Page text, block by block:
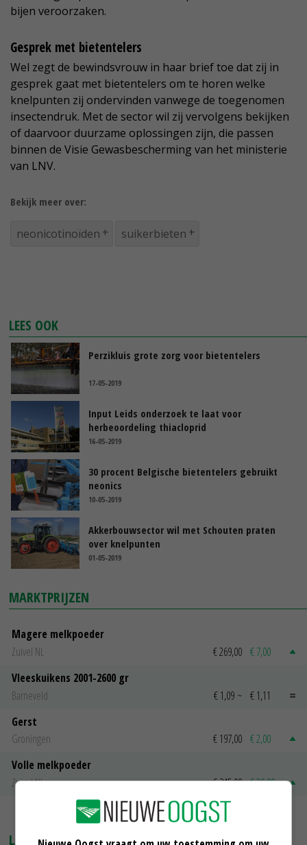
bijen veroorzaken.
Gesprek met bietentelers
Wel zegt de bewindsvrouw in haar brief toe dat zij in
gesprek gaat met bietentelers om te horen welke
knelpunten zij ondervinden vanwege de toegenomen
insectendruk. Met de sector wil zij vervolgens bekijken
of daarvoor duurzame oplossingen zijn, die passen
binnen de Visie Gewasbescherming van het ministerie
van LNV.
Bekijk meer over:
neonicotinoïden suikerbieten
LEES OOK
Perzikluis grote zorg voor bietentelers
17-05-2019
Input Leids onderzoek te laat voor
herbeoordeling thiacloprid
16-05-2019
30 procent Belgische bietentelers gebruikt
neonics
10-05-2019
Akkerbouwsector wil met Schouten praten
over knelpunten
01-05-2019
MARKTPRIJZEN
Magere melkpoeder
Zuivel NL
€ 269,00 € 7,00
Vleeskuikens 2001-2600 gr
Barneveld
€ 1,09 ~ € 1,11
Gerst
Groningen
€ 197,00 € 2,00
Volle melkpoeder
Zuivel NL
€ 345,00 € 20,00
MEER MARKTPRIJZEN
LAATSTE NIEUWS